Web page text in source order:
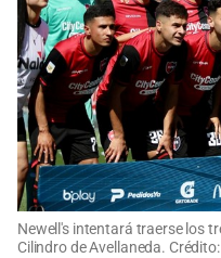
Newell's intentará traerse los
Cilindro de Avellaneda.